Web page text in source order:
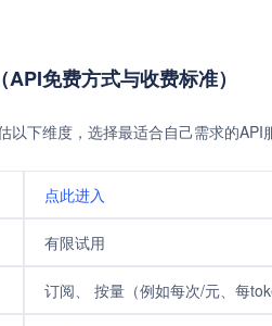
免费方式与收费标准）
以下维度，选择最适合自己需求的
点此进入
有限试用
订阅、 按量（例如每次/元、每